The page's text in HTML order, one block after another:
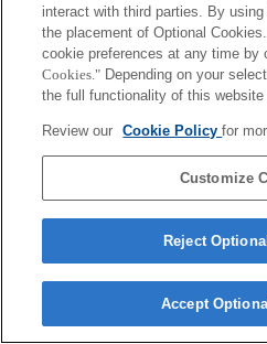
Terms of Use Contact Us
interact with third parties. By
the placement of Optional
cookie preferences at any time by
Cookies." Depending on your
the full functionality of this
Review our Cookie Policyfor
Customize
Reject
Accept